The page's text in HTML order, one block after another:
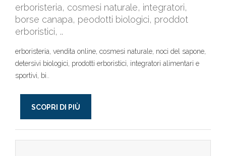
erboristeria, cosmesi naturale, integratori,
borse canapa, peodotti biologici, proddot
erboristici, ..
erboristeria, vendita online, cosmesi naturale, noci del sapone,
detersivi biologici, prodotti erboristici, integratori alimentari e
sportivi, bi..
SCOPRI DI PIÙ